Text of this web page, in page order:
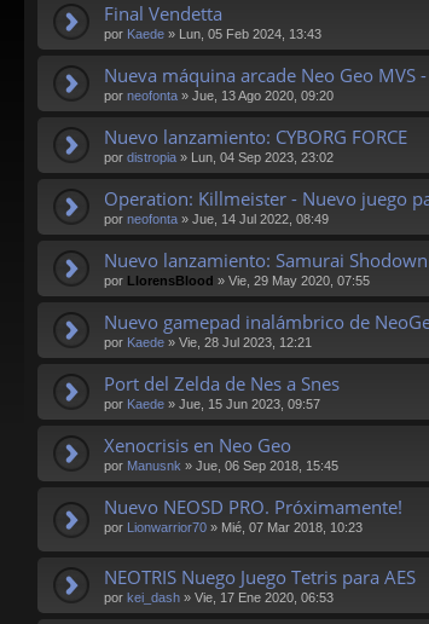
Final Vendetta
por Kaede » Lun, 05 Feb 2024, 13:43
Nueva máquina arcade Neo Geo MVS
por neofonta » Jue, 13 Ago 2020, 09:20
Nuevo lanzamiento: CYBORG FORCE
por distropia » Lun, 04 Sep 2023, 23:02
Operation: Killmeister - Nuevo juego
por neofonta » Jue, 14 Jul 2022, 08:49
Nuevo lanzamiento: Samurai
por LlorensBlood » Vie, 29 May 2020, 07:55
Nuevo gamepad inalámbrico de
por Kaede » Vie, 28 Jul 2023, 12:21
Port del Zelda de Nes a Snes
por Kaede » Jue, 15 Jun 2023, 09:57
Xenocrisis en Neo Geo
por Manusnk » Jue, 06 Sep 2018, 15:45
Nuevo NEOSD PRO. Próximamente!
por Lionwarrior70 » Mié, 07 Mar 2018, 10:23
NEOTRIS Nuego Juego Tetris para AES
por kei_dash » Vie, 17 Ene 2020, 06:53